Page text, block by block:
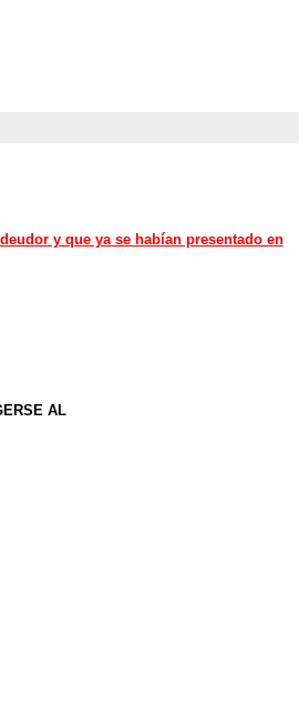
y que ya se habían presentado en
AL